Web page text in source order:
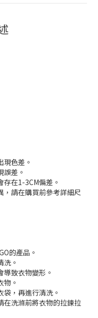
現色差。
誤差。
在1-3CM偏差。
，請在購買前參考詳細尺
的產品。
洗。
致衣物變形。
物。
，再進行清洗。
在洗滌前將衣物的拉鍊拉